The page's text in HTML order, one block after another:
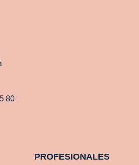
80
PROFESIONALES